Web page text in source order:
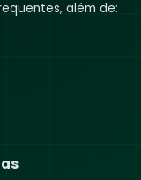
além de: